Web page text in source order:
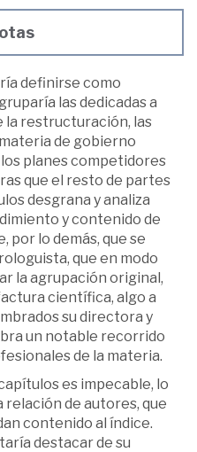
definirse como
las dedicadas a
la restructuración, las
de gobierno
planes competidores
que el resto de partes
desgrana y analiza
y contenido de
por lo demás, que se
que en modo
la agrupación original,
científica, algo a
su directora y
un notable recorrido
de la materia.
es impecable, lo
relación de autores, que
contenido al índice.
destacar de su